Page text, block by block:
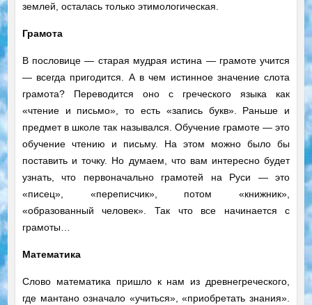
землей, осталась только этимологическая.
Грамота
В пословице — старая мудрая истина — грамоте учится
— всегда пригодится. А в чем истинное значение слота
грамота? Переводится оно с греческого языка как
«чтение и письмо», то есть «запись букв». Раньше и
предмет в школе так назывался. Обучение грамоте — это
обучение чтению и письму. На этом можно было бы
поставить и точку. Но думаем, что вам интересно будет
узнать, что первоначально грамотей на Руси — это
«писец», «переписчик», потом «книжник»,
«образованный человек». Так что все начинается с
грамоты…
Математика
Слово математика пришло к нам из древнегреческого,
где мантано означало «учиться», «приобретать знания».